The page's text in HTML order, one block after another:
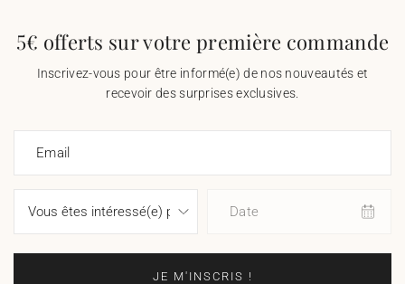
5€ offerts sur votre première commande
Inscrivez-vous pour être informé(e) de nos nouveautés et
recevoir des surprises exclusives.
Email
Date
JE M'INSCRIS !